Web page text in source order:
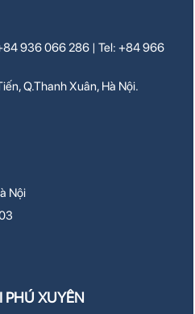
936 066 286 | Tel: +84 966
Q.Thanh Xuân, Hà Nội.
Nội
PHÚ XUYÊN